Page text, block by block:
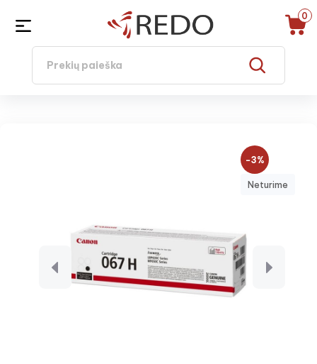
0
−3%
Neturime